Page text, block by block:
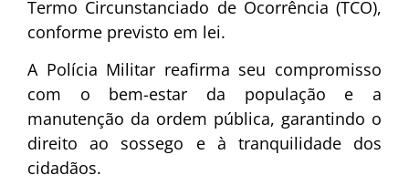
Termo Circunstanciado de Ocorrência (TCO),
conforme previsto em lei.
A Polícia Militar reafirma seu compromisso
com o bem-estar da população e a
manutenção da ordem pública, garantindo o
direito ao sossego e à tranquilidade dos
cidadãos.